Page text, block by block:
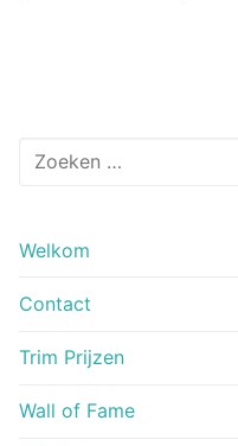
Zoeken
Welkom
Contact
Trim Prijzen
Wall of Fame